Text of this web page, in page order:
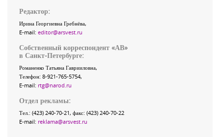
Редактор:
Ирина Георгиевна Гребнёва,
E-mail: editor@arsvest.ru
Собственный корреспондент «АВ»
в Санкт-Петербурге:
Романенко Татьяна Гаврииловна,
Телефон: 8-921-765-5754,
E-mail: rtg@narod.ru
Отдел рекламы:
Тел.: (423) 240-70-21, факс: (423) 240-70-22
E-mail: reklama@arsvest.ru